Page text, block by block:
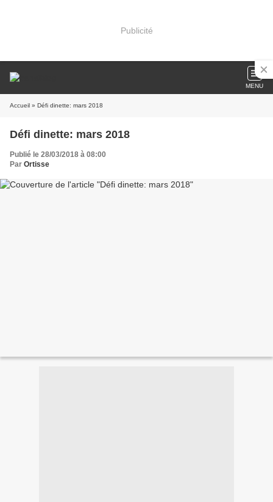
Publicité
MENU
Accueil » Défi dinette: mars 2018
Défi dinette: mars 2018
Publié le 28/03/2018 à 08:00
Par Ortisse